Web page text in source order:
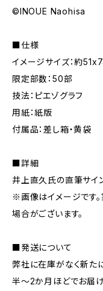
©INOUE Naohisa
■仕様
イメージサイズ：約
限定部数：50部
技法：ピエゾグラフ
用紙：紙版
付属品：差し箱・黄袋
■詳細
井上直久氏の直筆サイ
※画像はイメージです
場合がございます。
■発送について
弊社に在庫がなく新た
半〜2か月ほどでお届け